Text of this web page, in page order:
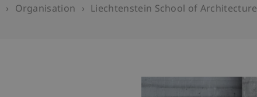
Organisation Liechtenstein School of Architecture